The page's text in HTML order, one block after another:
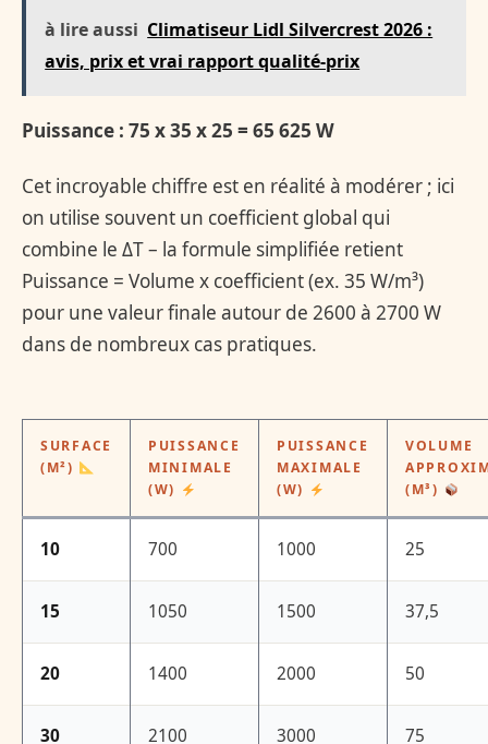
à lire aussi Climatiseur Lidl Silvercrest 2026 :
avis, prix et vrai rapport qualité-prix
Puissance : 75 x 35 x 25 = 65 625 W
Cet incroyable chiffre est en réalité à modérer ; ici
on utilise souvent un coefficient global qui
combine le ΔT – la formule simplifiée retient
Puissance = Volume x coefficient (ex. 35 W/m³)
pour une valeur finale autour de 2600 à 2700 W
dans de nombreux cas pratiques.
SURFACE
(M²)
PUISSANCE
MINIMALE
(W)
PUISSANCE
MAXIMALE
(W)
VOLUME
(M³)
10 700 1000 25
15 1050 1500 37,5
20 1400 2000 50
30 2100 3000 75